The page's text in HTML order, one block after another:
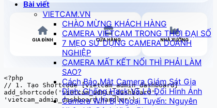
Bài viết
VIETCAM.VN
CHÀO MỪNG KHÁCH HÀNG
CAMERA VIETCAM TRONG THỜI ĐẠI SỐ
7 MẸO SỬ DỤNG CAMERA DOANH
NGHIỆP
CAMERA MẤT KẾT NỐI THÌ PHẢI LÀM
SAO?
Cách Bảo Mật Camera Giám Sát Gia
Đình: Chống Hack Và Lộ Đổi Hình Ảnh
Camera Wifi Bị Ngoại Tuyến: Nguyên
GIA ĐÌNH CỬA HÀNG NHÀ XƯỞNG
<?php
// 1. Tạo Shortcode [vietcam_admin_dashboard]
add_shortcode('vietcam_admin_dashboard',
'vietcam_admin_dashboard_handler');